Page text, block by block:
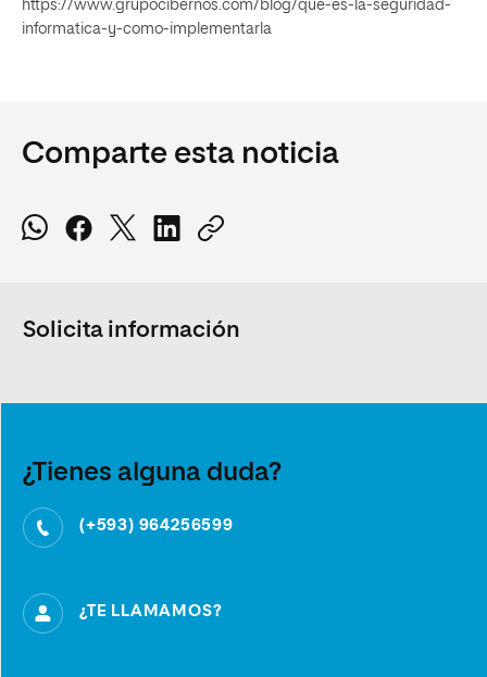
https://www.grupocibernos.com/blog/que-es-la-seguridad-
informatica-y-como-implementarla
Comparte esta noticia
Solicita información
¿Tienes alguna duda?
(+593) 964256599
¿TE LLAMAMOS?